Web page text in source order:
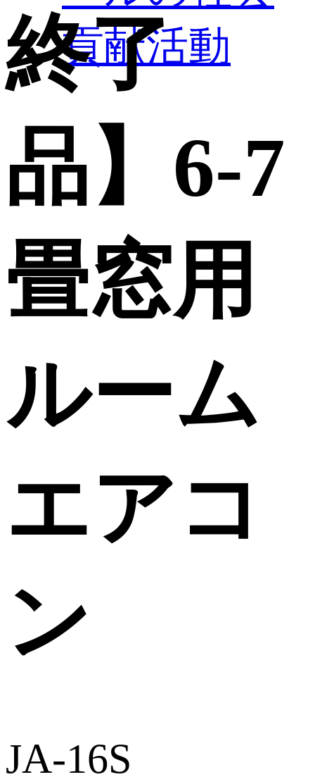
貢献活動
終了
品】6-7
畳窓用
ルーム
エアコ
ン
JA-16S